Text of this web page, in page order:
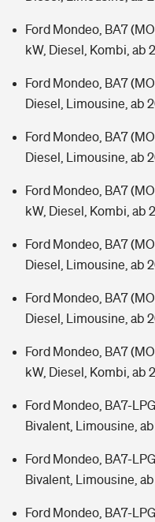
Ford Mondeo, BA7
kW, Diesel, Kombi, ab
Ford Mondeo, BA7
Diesel, Limousine, ab
Ford Mondeo, BA7
Diesel, Limousine, ab
Ford Mondeo, BA7
kW, Diesel, Kombi, ab
Ford Mondeo, BA7
Diesel, Limousine, ab
Ford Mondeo, BA7
Diesel, Limousine, ab
Ford Mondeo, BA7
kW, Diesel, Kombi, ab
Ford Mondeo, BA7-
Bivalent, Limousine,
Ford Mondeo, BA7-
Bivalent, Limousine,
Ford Mondeo, BA7-